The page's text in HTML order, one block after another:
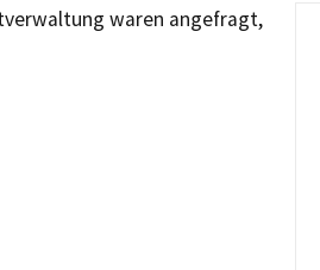
waren angefragt,